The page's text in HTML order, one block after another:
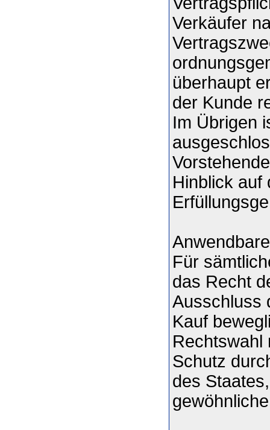
Verkäufer
überhaupt
der Kunde
Im Übrigen
Hinblick auf
Für
das Recht
Ausschluss
Kauf
Rechtswahl
Schutz
des